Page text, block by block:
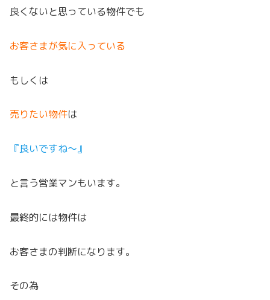
良くないと思っている物件でも
お客さまが気に入っている
もしくは
売りたい物件は
『良いですね～』
と言う営業マンもいます。
最終的には物件は
お客さまの判断になります。
その為